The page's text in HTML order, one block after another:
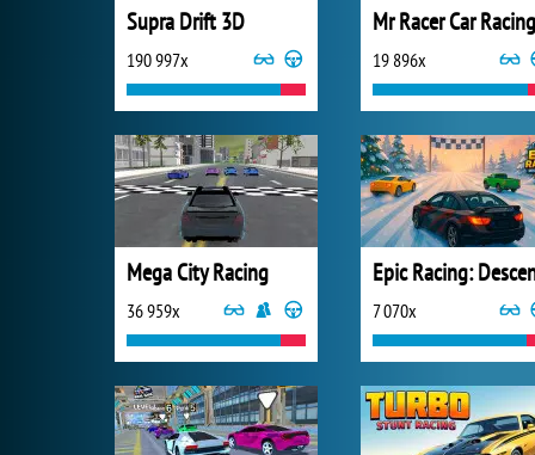
Supra Drift 3D
190 997x
Mr Racer Car Racing
19 896x
Mega City Racing
36 959x 7 070x